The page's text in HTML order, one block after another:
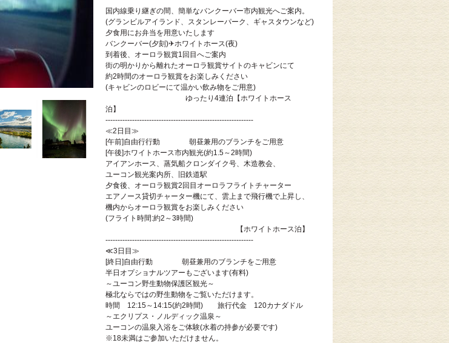
国内線乗り継ぎの間、簡単なバンクーバー市内観光へご案内。
(グランビルアイランド、スタンレーパーク、ギャスタウンなど)
夕食用にお弁当を用意いたします
バンクーバー(夕刻)✈ホワイトホース(夜)
到着後、オーロラ観賞1回目へご案内
街の明かりから離れたオーロラ観賞サイトのキャビンにて
約2時間のオーロラ観賞をお楽しみください
(キャビンのロビーにて温かい飲み物をご用意)
ゆったり4連泊【ホワイトホース
泊】
-------------------------------------------------------------
≪2日目≫
[午前]自由行行動 朝昼兼用のブランチをご用意
[午後]ホワイトホース市内観光(約1.5～2時間)
アイアンホース、蒸気船クロンダイク号、木造教会、
ユーコン観光案内所、旧鉄道駅
夕食後、オーロラ観賞2回目オーロラフライトチャーター
エアノース貸切チャーター機にて、雲上まで飛行機で上昇し、
機内からオーロラ観賞をお楽しみください
(フライト時間:約2～3時間)
【ホワイトホース泊】
-------------------------------------------------------------
≪3日目≫
[終日]自由行動 朝昼兼用のブランチをご用意
半日オプショナルツアーもございます(有料)
～ユーコン野生動物保護区観光～
極北ならではの野生動物をご覧いただけます。
時間 12:15～14:15(約2時間) 旅行代金 120カナダドル
～エクリプス・ノルディック温泉～
ユーコンの温泉入浴をご体験(水着の持参が必要です)
※18未満はご参加いただけません。